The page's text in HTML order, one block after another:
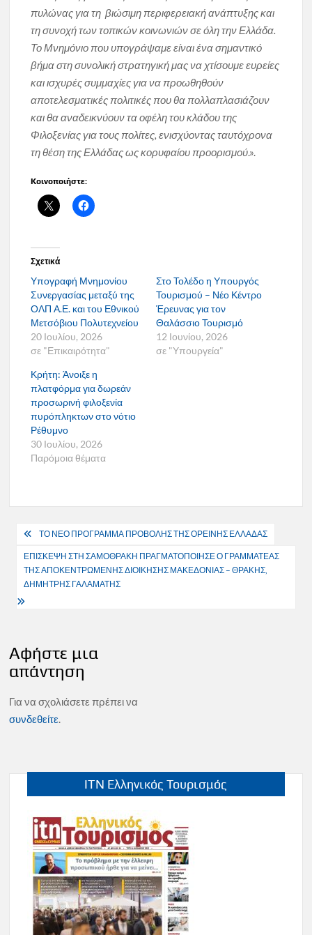
πυλώνας για τη βιώσιμη περιφερειακή ανάπτυξης και
τη συνοχή των τοπικών κοινωνιών σε όλη την Ελλάδα.
Το Μνημόνιο που υπογράψαμε είναι ένα σημαντικό
βήμα στη συνολική στρατηγική μας να χτίσουμε ευρείες
και ισχυρές συμμαχίες για να προωθηθούν
αποτελεσματικές πολιτικές που θα πολλαπλασιάζουν
και θα αναδεικνύουν τα οφέλη του κλάδου της
Φιλοξενίας για τους πολίτες, ενισχύοντας ταυτόχρονα
τη θέση της Ελλάδας ως κορυφαίου προορισμού.».
Κοινοποιήστε:
Σχετικά
Υπογραφή Μνημονίου
Συνεργασίας μεταξύ της
ΟΛΠ Α.Ε. και του Εθνικού
Μετσόβιου Πολυτεχνείου
20 Ιουλίου, 2026
σε "Επικαιρότητα"
Στο Τολέδο η Υπουργός
Τουρισμού – Νέο Κέντρο
Έρευνας για τον
Θαλάσσιο Τουρισμό
12 Ιουνίου, 2026
σε "Υπουργεία"
Κρήτη: Άνοιξε η
πλατφόρμα για δωρεάν
προσωρινή φιλοξενία
πυρόπληκτων στο νότιο
Ρέθυμνο
30 Ιουλίου, 2026
Παρόμοια θέματα
Πλοήγηση
άρθρων
ΤΟ ΝΕΟ ΠΡΟΓΡΑΜΜΑ ΠΡΟΒΟΛΗΣ ΤΗΣ ΟΡΕΙΝΗΣ ΕΛΛΑΔΑΣ
ΕΠΙΣΚΕΨΗ ΣΤΗ ΣΑΜΟΘΡΑΚΗ ΠΡΑΓΜΑΤΟΠΟΙΗΣΕ Ο ΓΡΑΜΜΑΤΕΑΣ
ΤΗΣ ΑΠΟΚΕΝΤΡΩΜΕΝΗΣ ΔΙΟΙΚΗΣΗΣ ΜΑΚΕΔΟΝΙΑΣ – ΘΡΑΚΗΣ,
ΔΗΜΗΤΡΗΣ ΓΑΛΑΜΑΤΗΣ
Αφήστε μια
απάντηση
Για να σχολιάσετε πρέπει να
συνδεθείτε.
ITN Ελληνικός Τουρισμός